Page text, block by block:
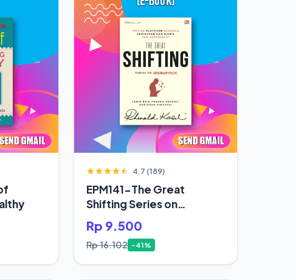
4.7 (189)
EPM141-The Great
Shifting Series on
Disruption
Rp 9.500
Rp 16.102 -41%